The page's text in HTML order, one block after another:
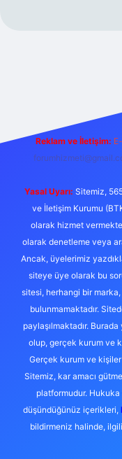
Reklam ve İletişim:
Yasal Uyarı: Sitemiz,
ve İletişim Kurumu
olarak hizmet
olarak denetleme veya
Ancak, üyelerimiz
siteye üye olarak bu
sitesi, herhangi bir
bulunmamaktadır.
paylaşılmaktadır.
olup, gerçek kurum ve
Gerçek kurum ve
Sitemiz, kar amacı
platformudur. Hukuka
düşündüğünüz içerikleri,
bildirmeniz halinde,